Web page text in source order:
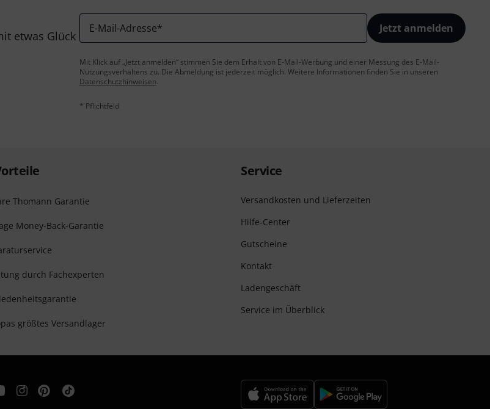
etwas Glück
E-Mail-Adresse* Jetzt anmelden
Mit Klick auf „Jetzt anmelden“ stimmen Sie dem Erhalt von E-Mail-Werbung und einer Messung des E-Mail-
Nutzungsverhaltens zu. Die Abmeldung ist jederzeit möglich. Weitere Informationen finden Sie in unseren
Datenschutzhinweisen.
* Pflichtfeld
Thomann Garantie
Money-Back-Garantie
durch Fachexperten
größtes Versandlager
Service
Versandkosten und Lieferzeiten
Hilfe-Center
Gutscheine
Kontakt
Ladengeschäft
Service im Überblick